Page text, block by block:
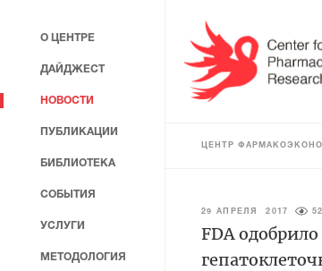
ЦЕНТР
29 АПРЕЛЯ 2017
FDA
О ЦЕНТРЕ
ДАЙДЖЕСТ
НОВОСТИ
ПУБЛИКАЦИИ
БИБЛИОТЕКА
СОБЫТИЯ
УСЛУГИ
МЕТОДОЛОГИЯ